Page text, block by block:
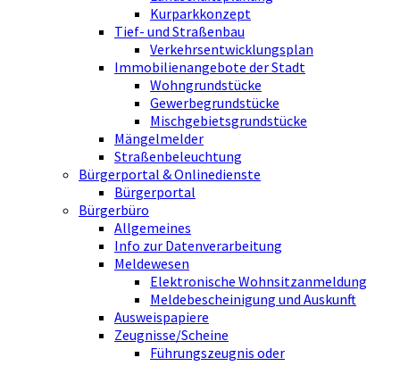
Kurparkkonzept
Tief- und Straßenbau
Verkehrsentwicklungsplan
Immobilienangebote der Stadt
Wohngrundstücke
Gewerbegrundstücke
Mischgebietsgrundstücke
Mängelmelder
Straßenbeleuchtung
Bürgerportal & Onlinedienste
Bürgerportal
Bürgerbüro
Allgemeines
Info zur Datenverarbeitung
Meldewesen
Elektronische Wohnsitzanmeldung
Meldebescheinigung und Auskunft
Ausweispapiere
Zeugnisse/Scheine
Führungszeugnis oder